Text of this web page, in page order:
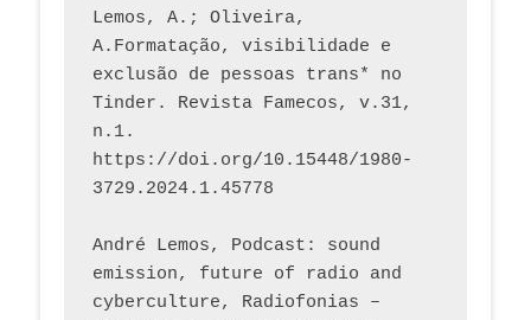
Lemos, A.; Oliveira,
A.Formatação, visibilidade e
exclusão de pessoas trans* no
Tinder. Revista Famecos, v.31,
n.1.
https://doi.org/10.15448/1980-
3729.2024.1.45778
André Lemos, Podcast: sound
emission, future of radio and
cyberculture, Radiofonias –